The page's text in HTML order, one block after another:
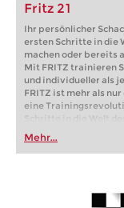
Fritz 21
Ihr persönlicher
ersten Schritte in die
machen oder bereits
Mit FRITZ trainieren
und individueller als
FRITZ ist mehr als
eine
Schritte in die Welt
oder bereits auf
FRITZ trainieren Sie
individueller als je
Mehr...